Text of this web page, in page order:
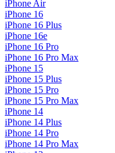
iPhone Air
iPhone 16
iPhone 16 Plus
iPhone 16e
iPhone 16 Pro
iPhone 16 Pro Max
iPhone 15
iPhone 15 Plus
iPhone 15 Pro
iPhone 15 Pro Max
iPhone 14
iPhone 14 Plus
iPhone 14 Pro
iPhone 14 Pro Max